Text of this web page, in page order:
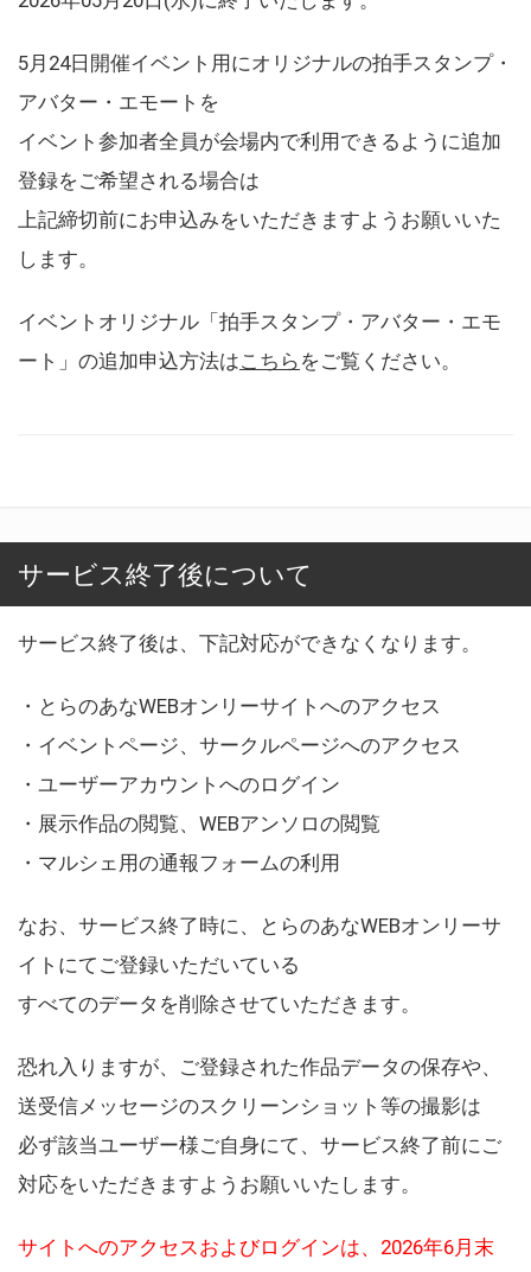
5月24日開催イベント用にオリジナルの拍手スタンプ・
アバター・エモートを
イベント参加者全員が会場内で利用できるように追加
登録をご希望される場合は
上記締切前にお申込みをいただきますようお願いいた
します。
イベントオリジナル「拍手スタンプ・アバター・エモ
ート」の追加申込方法はこちら をご覧ください。
サービス終了後について
サービス終了後は、下記対応ができなくなります。
・とらのあなWEBオンリーサイトへのアクセス
・イベントページ、サークルページへのアクセス
・ユーザーアカウントへのログイン
・展示作品の閲覧、WEBアンソロの閲覧
・マルシェ用の通報フォームの利用
なお、サービス終了時に、とらのあなWEBオンリーサ
イトにてご登録いただいている
すべてのデータを削除させていただきます。
恐れ入りますが、ご登録された作品データの保存や、
送受信メッセージのスクリーンショット等の撮影は
必ず該当ユーザー様ご自身にて、サービス終了前にご
対応をいただきますようお願いいたします。
サイトへのアクセスおよびログインは、2026年6月末